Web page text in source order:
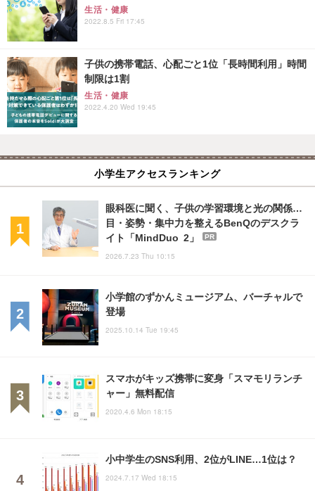
生活・健康
2022.8.5 Fri 17:45
子供の携帯電話、心配ごと1位「長時間利用」時間
制限は1割
生活・健康
2022.4.20 Wed 19:45
小学生アクセスランキング
眼科医に聞く、子供の学習環境と光の関係…
目・姿勢・集中力を整えるBenQのデスクラ
イト「MindDuo 2」
PR
2026.7.23 Thu 10:15
小学館のずかんミュージアム、バーチャルで
登場
2025.10.14 Tue 19:45
スマホがキッズ携帯に変身「スマモリランチ
ャー」無料配信
2020.4.6 Mon 18:15
小中学生のSNS利用、2位がLINE…1位は？
2024.7.17 Wed 18:15